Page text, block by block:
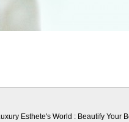
Esthete's World : Beautify Your